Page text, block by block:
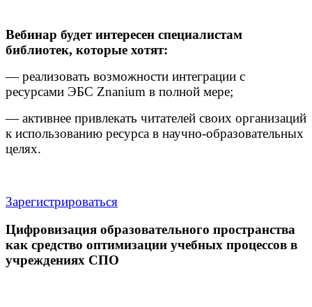
Вебинар будет интересен специалистам
библиотек, которые хотят:
— реализовать возможности интеграции с
ресурсами ЭБС Znanium в полной мере;
— активнее привлекать читателей своих организаций
к использованию ресурса в научно-образовательных
целях.
Зарегистрироваться
Цифровизация образовательного пространства
как средство оптимизации учебных процессов в
учреждениях СПО